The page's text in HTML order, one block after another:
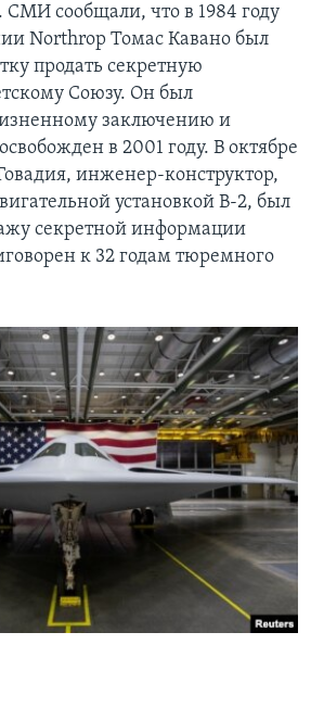
СМИ сообщали, что в 1984 году
Northrop Томас Кавано был
продать секретную
Союзу. Он был
заключению и
в 2001 году. В октябре
инженер-конструктор,
установкой B-2, был
секретной информации
к 32 годам тюремного